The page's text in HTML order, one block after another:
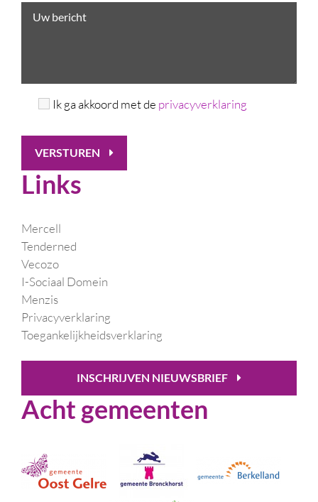
Ik ga akkoord met de privacyverklaring
VERSTUREN
Links
Mercell
Tenderned
Vecozo
I-Sociaal Domein
Menzis
Privacyverklaring
Toegankelijkheidsverklaring
INSCHRIJVEN NIEUWSBRIEF
Acht gemeenten